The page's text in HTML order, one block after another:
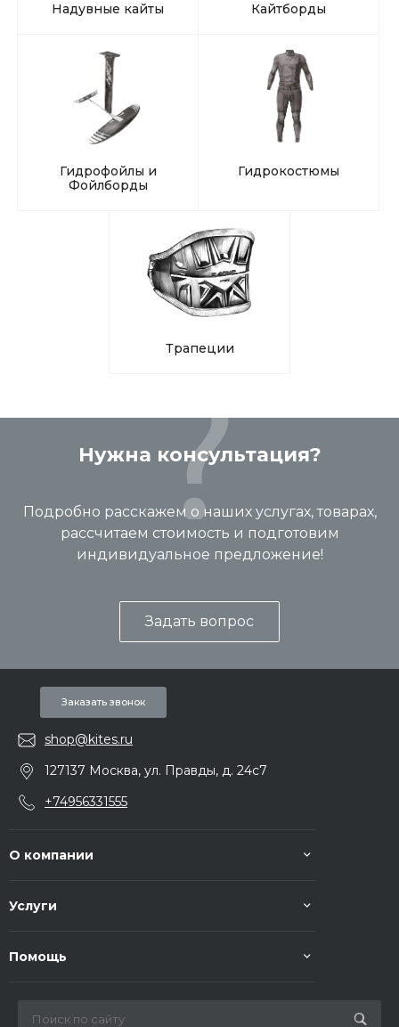
Надувные кайты Кайтборды
Гидрофойлы и
Фойлборды
Гидрокостюмы
Трапеции
Нужна консультация?
Подробно расскажем о наших услугах, товарах,
рассчитаем стоимость и подготовим
индивидуальное предложение!
Задать вопрос
Заказать звонок
shop@kites.ru
127137 Москва, ул. Правды, д. 24с7
+74956331555
О компании
Услуги
Помощь